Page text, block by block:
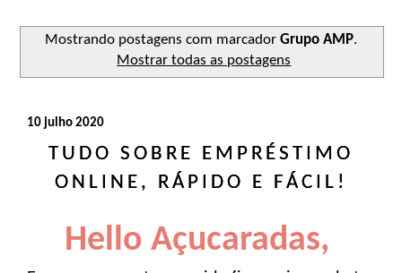
Mostrando postagens com marcador Grupo AMP.
Mostrar todas as postagens
10 julho 2020
TUDO SOBRE EMPRÉSTIMO
ONLINE, RÁPIDO E FÁCIL!
Hello Açucaradas,